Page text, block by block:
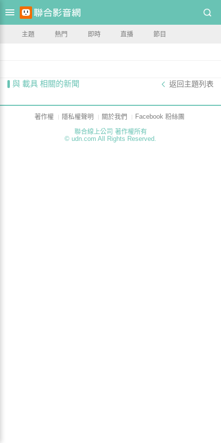
主題 熱門 即時 直播 節目
與 載具 相關的新聞 返回主題列表
著作權 隱私權聲明 關於我們
Facebook 粉絲團
聯合線上公司 著作權所有
© udn.com All Rights Reserved.